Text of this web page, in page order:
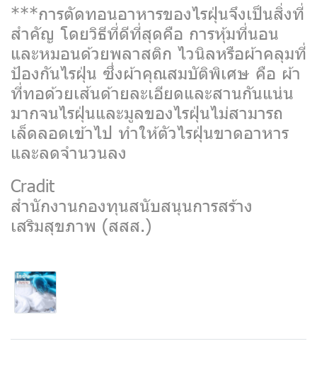
***การตัดทอนอาหารของไรฝุ่นจึงเป็นสิ่งที่
สำคัญ โดยวิธีที่ดีที่สุดคือ การหุ้มที่นอน
และหมอนด้วยพลาสติก ไวนิลหรือผ้าคลุมที่
ป้องกันไรฝุ่น ซึ่งผ้าคุณสมบัติพิเศษ คือ ผ้า
ที่ทอด้วยเส้นด้ายละเอียดและสานกันแน่น
มากจนไรฝุ่นและมูลของไรฝุ่นไม่สามารถ
เล็ดลอดเข้าไป ทำให้ตัวไรฝุ่นขาดอาหาร
และลดจำนวนลง
Cradit
สำนักงานกองทุนสนับสนุนการสร้าง
เสริมสุขภาพ (สสส.)